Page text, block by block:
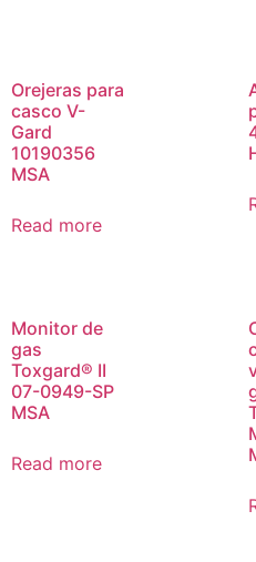
Orejeras para
casco V-
Gard
10190356
MSA
Read more
Monitor de
gas
Toxgard® II
07-0949-SP
MSA
Read more